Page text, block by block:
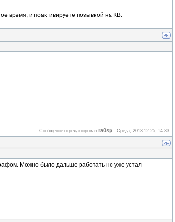
время, и поактивируете позывной на КВ.
Сообщение отредактировал ra0sp - Среда, 2013-12-25, 14:33
Можно было дальше работать но уже устал